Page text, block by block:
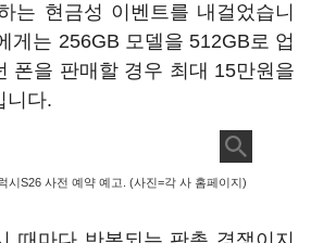
는 현금성 이벤트를 내걸었습니
게는 256GB 모델을 512GB로 업
폰을 판매할 경우 최대 15만원을
니다.
시S26 사전 예약 예고. (사진=각 사 홈페이지)